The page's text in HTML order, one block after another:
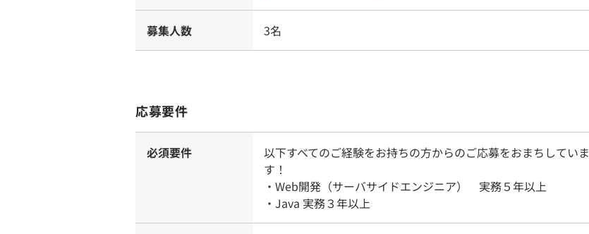
募集人数 3名
応募要件
必須要件
以下すべてのご経験をお持ちの方からのご応募をおまちしていま
す！
・Web開発（サーバサイドエンジニア） 実務５年以上
・Java 実務３年以上